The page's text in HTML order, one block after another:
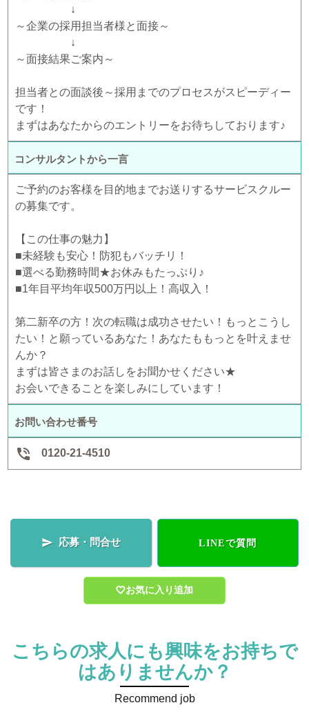
↓
～企業の採用担当者様と面接～
↓
～面接結果ご案内～
担当者との面談後～採用までのプロセスがスピーディー
です！
まずはあなたからのエントリーをお待ちしております♪
コンサルタントから一言
ご予約のお客様を目的地までお送りするサービスクルー
の募集です。
【この仕事の魅力】
■未経験も安心！防犯もバッチリ！
■選べる勤務時間★お休みもたっぷり♪
■1年目平均年収500万円以上！高収入！
第二新卒の方！次の転職は成功させたい！もっとこうし
たい！と願っているあなた！あなたももっとを叶えませ
んか？
まずは皆さまのお話しをお聞かせください★
お会いできることを楽しみにしています！
お問い合わせ番号
 0120-21-4510
 応募・問合せ LINEで質問
お気に入り追加
こちらの求人にも興味をお持ちで
はありませんか？
Recommend job